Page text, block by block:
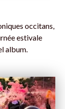
occitans,
estivale
album.